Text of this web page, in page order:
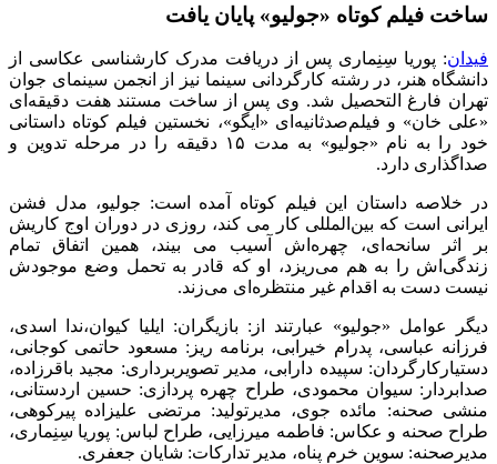
ساخت فیلم کوتاه «جولیو» پایان یافت
فیدان: پوریا سِنِماری پس از دریافت مدرک کارشناسی عکاسی از
دانشگاه هنر، در رشته کارگردانی سینما نیز از انجمن سینمای جوان
تهران فارغ التحصیل شد. وی پس از ساخت مستند هفت دقیقه‌ای
«علی خان» و فیلم‌صدثانیه‌ای «ایگو»، نخستین فیلم کوتاه داستانی
خود را به نام «جولیو» به مدت ۱۵ دقیقه را در مرحله تدوین‌ و
صداگذاری دارد.
در خلاصه داستان این فیلم کوتاه آمده است: جولیو، مدل فشن
ایرانی است که بین‌المللی کار می کند، روزی در دوران اوج کاریش
بر اثر سانحه‌ای، چهره‌اش آسیب می بیند، همین اتفاق تمام
زندگی‌اش را به هم می‌ریزد، او که قادر به تحمل وضع موجودش
نیست دست به اقدام غیر منتظره‌ای می‌زند.
دیگر عوامل «جولیو» عبارتند از: بازیگران: ایلیا کیوان،ندا اسدی،
فرزانه عباسی، پدرام خیرابی، برنامه ریز: مسعود حاتمی کوجانی،
دستیارکارگردان: سپیده دارابی، مدیر تصویربرداری: مجید باقرزاده،
صدابردار: سیوان محمودی، طراح چهره پردازی: حسین اردستانی،
منشی صحنه: مائده جوی، مدیرتولید: مرتضی علیزاده پیرکوهی،
طراح صحنه و عکاس: فاطمه میرزایی، طراح لباس: پوریا سِنِماری،
مدیرصحنه: سوین خرم پناه، مدیر تدارکات: شایان جعفری.